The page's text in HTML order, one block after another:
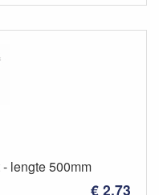
lengte 500mm
€ 2.73